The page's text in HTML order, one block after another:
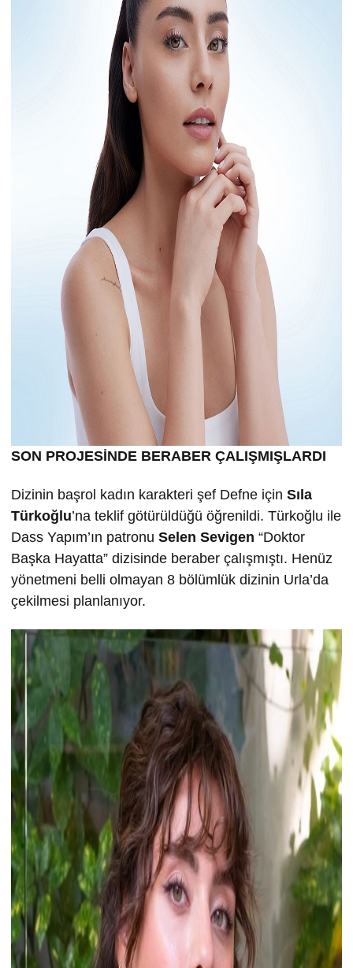
SON PROJESİNDE BERABER ÇALIŞMIŞLARDI
Dizinin başrol kadın karakteri şef Defne için Sıla
Türkoğlu’na teklif götürüldüğü öğrenildi. Türkoğlu ile
Dass Yapım’ın patronu Selen Sevigen “Doktor
Başka Hayatta” dizisinde beraber çalışmıştı. Henüz
yönetmeni belli olmayan 8 bölümlük dizinin Urla’da
çekilmesi planlanıyor.